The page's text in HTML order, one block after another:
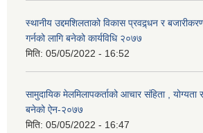
स्थानीय उद्दमशिलताको विकास प्रवद्र्धन र
गर्नको लागि बनेको कार्यविधि २०७७
मिति: 05/05/2022 - 16:52
सामुदायिक मेलमिलापकर्ताको आचार संहिता , योग्यता
बनेको ऐन-२०७७
मिति: 05/05/2022 - 16:47